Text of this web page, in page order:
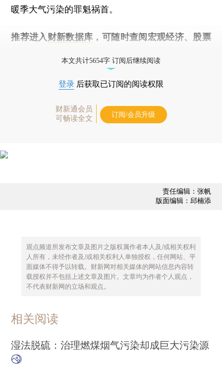
暖季大气污染的罪魁祸首。
推荐进入 财新数据库 ，可随时查阅宏观经济、股票
本文共计5654字 订阅后继续阅读
登录 后获取已订阅的阅读权限
财新通会员
可畅读全文
订阅/会员升级
责任编辑：张帆
版面编辑：邱楠添
观点频道所发布文章及图片之版权属作者本人及/或相关权利
人所有，未经作者及/或相关权利人单独授权，任何网站、平
面媒体不得予以转载。财新网对相关媒体的网站信息内容转
载授权并不包括上述文章及图片。文章均为作者个人观点，
不代表财新网的立场和观点。
相关阅读
湿法脱硫：治理燃煤烟气污染却成巨大污染源